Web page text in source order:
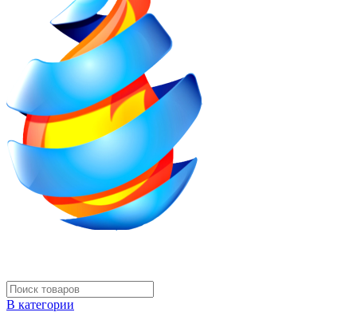
В категории